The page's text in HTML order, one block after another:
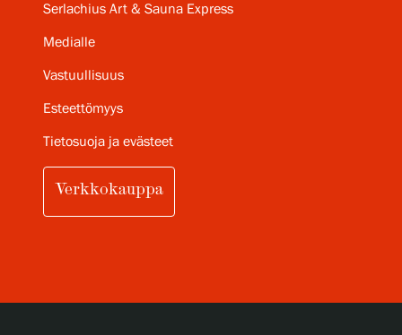
Serlachius Art & Sauna Express
Medialle
Vastuullisuus
Esteettömyys
Tietosuoja ja evästeet
Verkkokauppa